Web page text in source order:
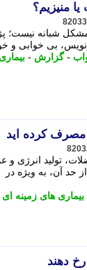
منیزیم؟
شبانه نیست؛
بی خوابی و
-گزارش -
تولید انرژی و
آن، به ویژه در
بیماری های زمینه ای
دهند